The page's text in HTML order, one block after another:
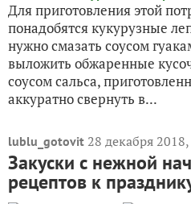
Для приготовления этой
понадобятся кукурузные
нужно смазать соусом
выложить обжаренные
соусом сальса,
аккуратно свернуть в...
lublu_gotovit 28 декабря
Закуски с нежной
рецептов к